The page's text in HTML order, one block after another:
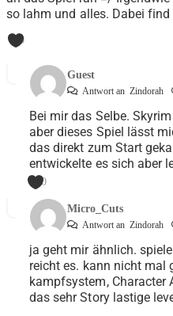
so lahm und alles. Dabei
0
Guest
Antwort an Zindorah
Bei mir das Selbe.
aber dieses Spiel lässt
das direkt zum Start
entwickelte es sich aber
0
Micro_Cuts
Antwort an Zindorah
ja geht mir ähnlich.
reicht es. kann nicht mal
kampfsystem, Character
das sehr Story lastige